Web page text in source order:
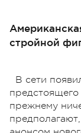
стройной
В сети
прежнему